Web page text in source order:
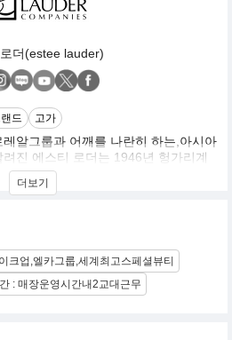
더(estee lauder)
드 고가
알그룹과 어깨를 나란히 하는,아시아
려진 에스티 로더는 1946년 헝가리계
욕에서 세운 기업. ‘우리가 만나는 모
스를 선사한다’는 경영 철학을 내세워
오리진스, 라메르, 달팡, 맥, 바비브라
티, 글램글로우, 르라보 등 13개 브랜
더보기
크업,엘카그룹,세계최고스페셜뷰티
: 매장운영시간내2교대근무